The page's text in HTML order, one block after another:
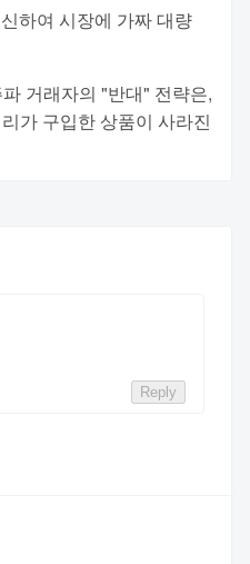
하여 시장에 가짜 대량
거래자의 "반대" 전략은,
가 구입한 상품이 사라진
Reply